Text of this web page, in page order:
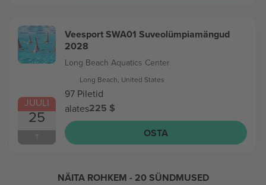
JUULI
25
T
Veesport SWA01 Suveolümpiamängud
2028
Long Beach Aquatics Center
Long Beach, United States
97 Piletid
alates225 $
OSTA
NÄITA ROHKEM - 20 SÜNDMUSED